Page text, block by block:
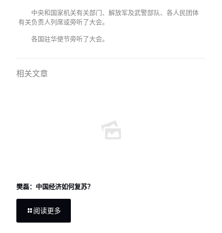
中央和国家机关有关部门、解放军及武警部队、各人民团体
有关负责人列席或旁听了大会。
各国驻华使节旁听了大会。
相关文章
樊磊：中国经济如何复苏？
阅读更多